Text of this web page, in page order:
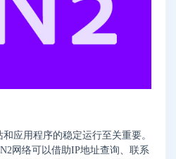
应用程序的稳定运行至关重要。
网络可以借助IP地址查询、联系